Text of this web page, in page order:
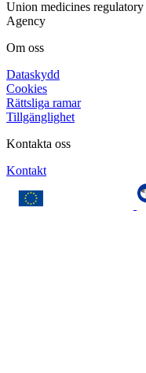
Union medicines
Agency
Om oss
Dataskydd
Cookies
Rättsliga ramar
Tillgänglighet
Kontakta oss
Kontakt